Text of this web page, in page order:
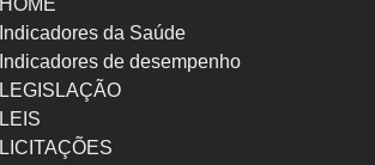
HOME
Indicadores da Saúde
Indicadores de desempenho
LEGISLAÇÃO
LEIS
LICITAÇÕES